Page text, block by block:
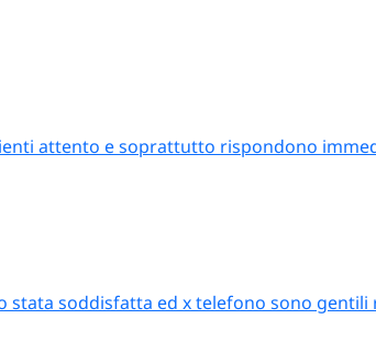
attento e soprattutto rispondono
stata soddisfatta ed x telefono sono gentili